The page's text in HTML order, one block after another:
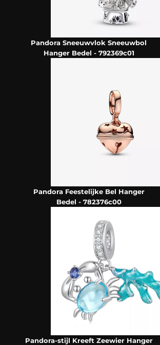
Pandora Sneeuwvlok Sneeuwbol
Hanger Bedel - 792369c01
Pandora Feestelijke Bel Hanger
Bedel - 782376c00
Pandora-stijl Kreeft Zeewier Hanger